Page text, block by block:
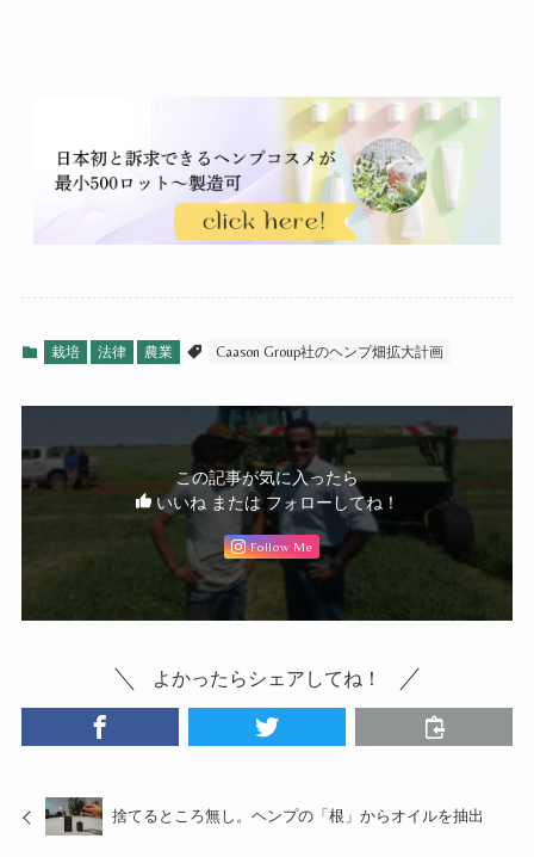
栽培 法律 農業 Caason Group社のヘンプ畑拡大計画
この記事が気に入ったら
いいね または フォローしてね！
Follow Me
よかったらシェアしてね！
捨てるところ無し。ヘンプの「根」からオイルを抽出